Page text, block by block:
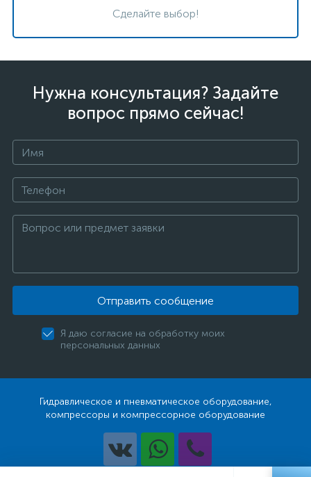
Сделайте выбор!
Нужна консультация? Задайте
вопрос прямо сейчас!
Отправить сообщение
Я даю согласие на обработку моих
персональных данных
Гидравлическое и пневматическое оборудование,
компрессоры и компрессорное оборудование